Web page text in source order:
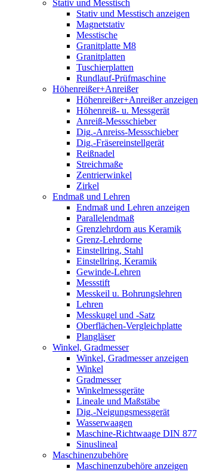
Stativ und Messtisch
Stativ und Messtisch anzeigen
Magnetstativ
Messtische
Granitplatte M8
Granitplatten
Tuschierplatten
Rundlauf-Prüfmaschine
Höhenreißer+Anreißer
Höhenreißer+Anreißer anzeigen
Höhenreiß- u. Messgerät
Anreiß-Messschieber
Dig.-Anreiss-Messschieber
Dig.-Fräsereinstellgerät
Reißnadel
Streichmaße
Zentrierwinkel
Zirkel
Endmaß und Lehren
Endmaß und Lehren anzeigen
Parallelendmaß
Grenzlehrdorn aus Keramik
Grenz-Lehrdorne
Einstellring, Stahl
Einstellring, Keramik
Gewinde-Lehren
Messstift
Messkeil u. Bohrungslehren
Lehren
Messkugel und -Satz
Oberflächen-Vergleichplatte
Plangläser
Winkel, Gradmesser
Winkel, Gradmesser anzeigen
Winkel
Gradmesser
Winkelmessgeräte
Lineale und Maßstäbe
Dig.-Neigungsmessgerät
Wasserwaagen
Maschine-Richtwaage DIN 877
Sinuslineal
Maschinenzubehöre
Maschinenzubehöre anzeigen